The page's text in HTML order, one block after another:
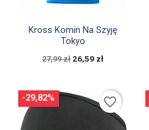
Szybki podgląd
Kross Komin Na Szyję
Tokyo
27,99 zł 26,59 zł
-29,82% favorite_border